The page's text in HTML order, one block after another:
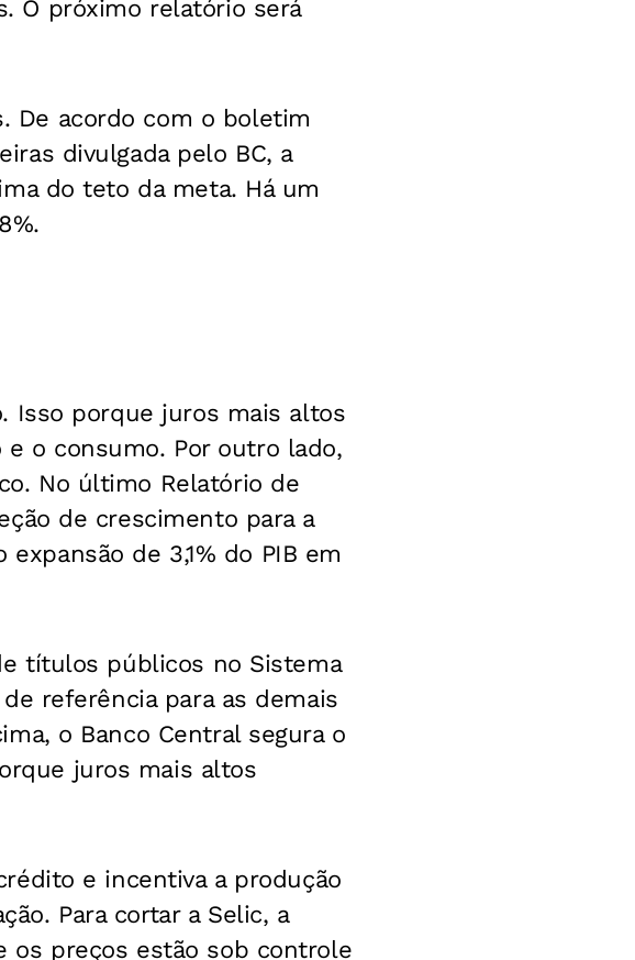
O próximo relatório será
De acordo com o boletim
divulgada pelo BC, a
do teto da meta. Há um
Isso porque juros mais altos
o consumo. Por outro lado,
No último Relatório de
de crescimento para a
de 3,1% do PIB em
títulos públicos no Sistema
referência para as demais
o Banco Central segura o
juros mais altos
e incentiva a produção
Para cortar a Selic, a
os preços estão sob controle